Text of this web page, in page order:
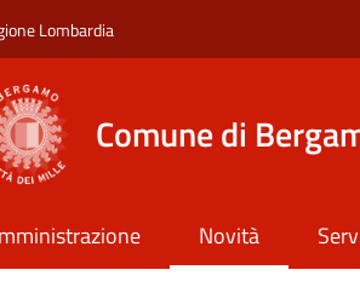
Lombardia
Comune di
Novità